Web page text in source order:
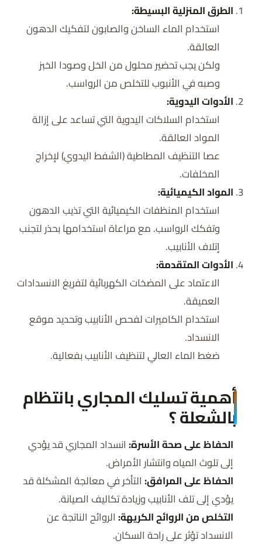
الطرق المنزلية البسيطة:
استخدام الماء الساخن والصابون لتفكيك الدهون
العالقة.
ولكن يجب تحضير محلول من الخل وصودا الخبز
وصبه في الأنبوب للتخلص من الرواسب.
الأدوات اليدوية:
استخدام السلاكات اليدوية التي تساعد على إزالة
المواد العالقة.
عصا التنظيف المطاطية (الشفط اليدوي) لإخراج
المخلفات.
المواد الكيميائية:
استخدام المنظفات الكيميائية التي تذيب الدهون
وتفكك الرواسب. مع مراعاة استخدامها بحذر لتجنب
إتلاف الأنابيب.
الأدوات المتقدمة:
الاعتماد على المضخات الكهربائية لتفريغ الانسدادات
العميقة.
استخدام الكاميرات لفحص الأنابيب وتحديد موقع
الانسداد.
ضغط الماء العالي لتنظيف الأنابيب بفعالية.
أهمية تسليك المجاري بانتظام
بالشعلة ؟
الحفاظ على صحة الأسرة:انسداد المجاري قد يؤدي
إلى تلوث المياه وانتشار الأمراض.
الحفاظ على المرافق:التأخر في معالجة المشكلة قد
يؤدي إلى تلف الأنابيب وزيادة تكاليف الصيانة.
التخلص من الروائح الكريهة:الروائح الناتجة عن
الانسداد تؤثر على راحة السكان.